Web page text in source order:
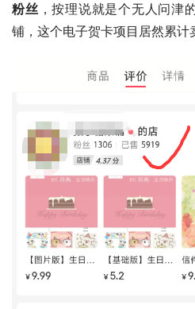
粉丝 ，按理说就是个无人问津
铺，这个电子贺卡项目居然累计